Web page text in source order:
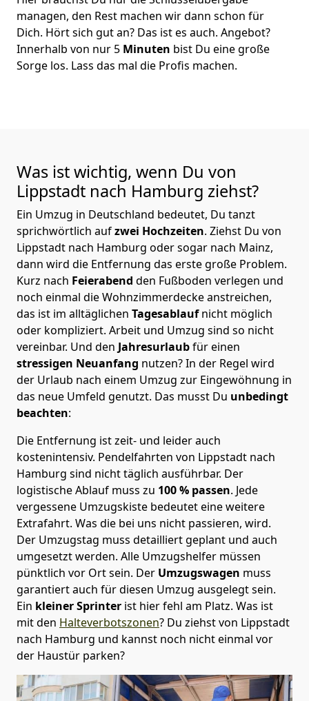
managen, den Rest machen wir dann schon für
Dich. Hört sich gut an? Das ist es auch. Angebot?
Innerhalb von nur 5 Minuten bist Du eine große
Sorge los. Lass das mal die Profis machen.
Was ist wichtig, wenn Du von
Lippstadt nach Hamburg ziehst?
Ein Umzug in Deutschland bedeutet, Du tanzt
sprichwörtlich aufzwei Hochzeiten. Ziehst Du von
Lippstadt nach Hamburg oder sogar nach Mainz,
dann wird die Entfernung das erste große Problem.
Kurz nach Feierabend den Fußboden verlegen und
noch einmal die Wohnzimmerdecke anstreichen,
das ist im alltäglichen Tagesablaufnicht möglich
oder kompliziert. Arbeit und Umzug sind so nicht
vereinbar. Und den Jahresurlaubfür einen
stressigen Neuanfang nutzen? In der Regel wird
der Urlaub nach einem Umzug zur Eingewöhnung in
das neue Umfeld genutzt. Das musst Du unbedingt
beachten:
Die Entfernung ist zeit- und leider auch
kostenintensiv. Pendelfahrten von Lippstadt nach
Hamburg sind nicht täglich ausführbar. Der
logistische Ablauf muss zu 100 % passen. Jede
vergessene Umzugskiste bedeutet eine weitere
Extrafahrt. Was die bei uns nicht passieren, wird.
Der Umzugstag muss detailliert geplant und auch
umgesetzt werden. Alle Umzugshelfer müssen
pünktlich vor Ort sein. Der Umzugswagen muss
garantiert auch für diesen Umzug ausgelegt sein.
Ein kleiner Sprinter ist hier fehl am Platz. Was ist
mit den Halteverbotszonen? Du ziehst von Lippstadt
nach Hamburg und kannst noch nicht einmal vor
der Haustür parken?